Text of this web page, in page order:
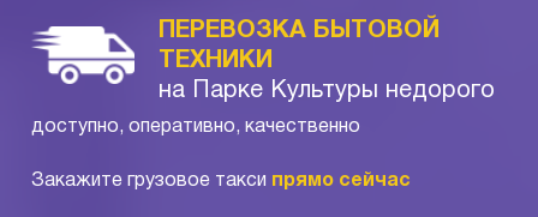
ПЕРЕВОЗКА БЫТОВОЙ
ТЕХНИКИ
на Парке Культуры недорого
доступно, оперативно, качественно
Закажите грузовое такси прямо сейчас